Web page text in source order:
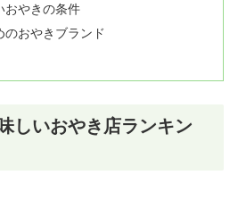
おやきの条件
のおやきブランド
しいおやき店ランキン